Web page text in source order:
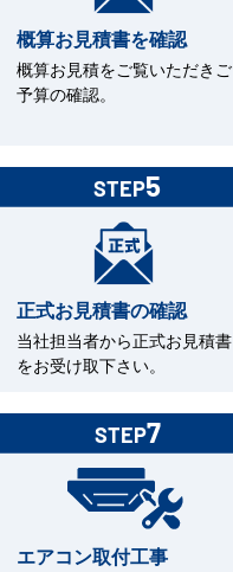
概算お見積書を確認
概算お見積をご覧いただきご
予算の確認。
STEP5
正式お見積書の確認
当社担当者から正式お見積書
をお受け取下さい。
STEP7
エアコン取付工事